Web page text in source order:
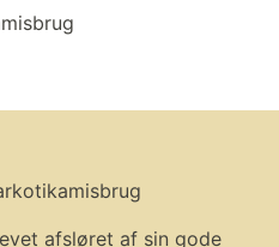
afsløret af sin gode